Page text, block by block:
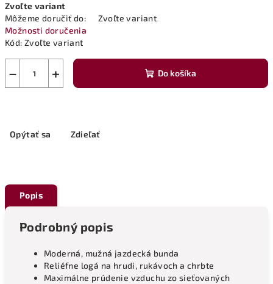
cena:
Zvoľte variant
Môžeme doručiť do:
Zvoľte variant
Možnosti doručenia
Kód: Zvoľte variant
+
− Do košíka
Opýtať sa Zdieľať
Popis
Podrobný popis
Moderná, mužná jazdecká bunda
Reliéfne logá na hrudi, rukávoch a chrbte
Maximálne prúdenie vzduchu zo sieťovaných